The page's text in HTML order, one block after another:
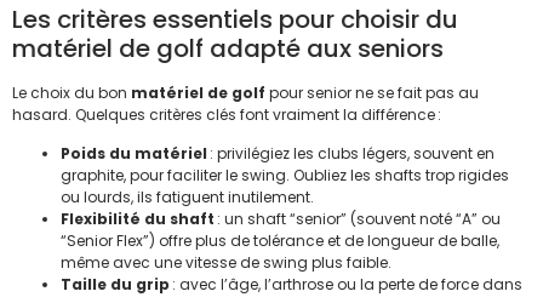
Les critères essentiels pour choisir du
matériel de golf adapté aux seniors
Le choix du bon matériel de golf pour senior ne se fait pas au
hasard. Quelques critères clés font vraiment la différence :
Poids du matériel : privilégiez les clubs légers, souvent en
graphite, pour faciliter le swing. Oubliez les shafts trop rigides
ou lourds, ils fatiguent inutilement.
Flexibilité du shaft : un shaft “senior” (souvent noté “A” ou
“Senior Flex”) offre plus de tolérance et de longueur de balle,
même avec une vitesse de swing plus faible.
Taille du grip : avec l’âge, l’arthrose ou la perte de force dans